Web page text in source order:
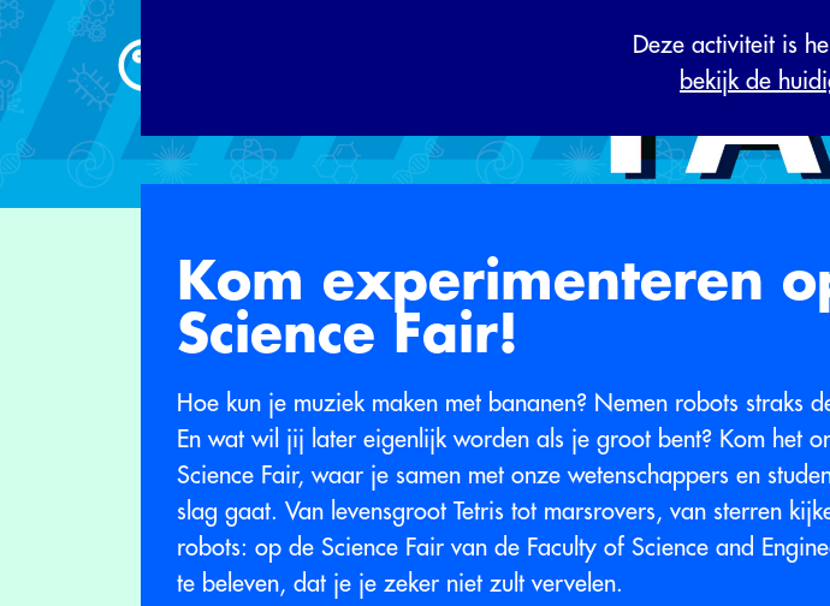
Deze activiteit is
bekijk de
Kom experimenteren
Science Fair!
Hoe kun je muziek maken met bananen? Nemen robots straks
En wat wil jij later eigenlijk worden als je groot bent? Kom het
Science Fair, waar je samen met onze wetenschappers en
slag gaat. Van levensgroot Tetris tot marsrovers, van sterren
robots: op de Science Fair van de Faculty of Science and
te beleven, dat je je zeker niet zult vervelen.